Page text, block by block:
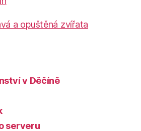
a opuštěná zvířata
v Děčíně
serveru